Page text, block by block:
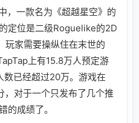
，一款名为《超越星空》的
定位是二级Roguelike的2D
玩家需要操纵住在末世的
上有15.8万人预定游
已经超过20万。游戏在
对于一个只发布了几个推
的成绩了。